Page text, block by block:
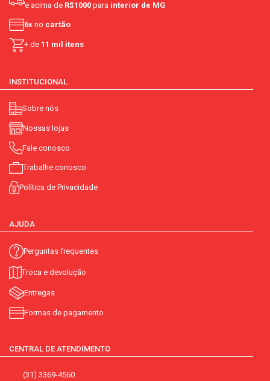
e acima de R$1000 para interior de MG
6x no cartão
+ de 11 mil itens
INSTITUCIONAL
Sobre nós
Nossas lojas
Fale conosco
Trabalhe conosco
Política de Privacidade
AJUDA
Perguntas frequentes
Troca e devolução
Entregas
Formas de pagamento
CENTRAL DE ATENDIMENTO
(31) 3369-4560